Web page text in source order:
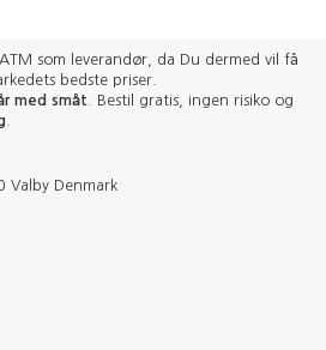
som leverandør, da Du dermed vil få
bedste priser.
med småt . Bestil gratis, ingen risiko og
Valby Denmark